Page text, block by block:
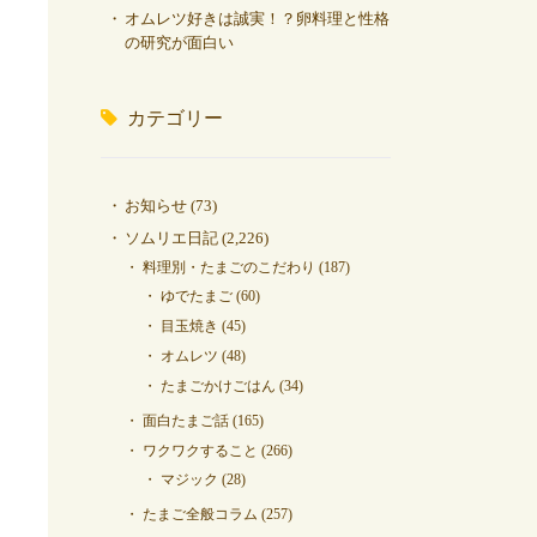
オムレツ好きは誠実！？卵料理と性格
の研究が面白い
カテゴリー
お知らせ (73)
ソムリエ日記 (2,226)
料理別・たまごのこだわり (187)
ゆでたまご (60)
目玉焼き (45)
オムレツ (48)
たまごかけごはん (34)
面白たまご話 (165)
ワクワクすること (266)
マジック (28)
たまご全般コラム (257)